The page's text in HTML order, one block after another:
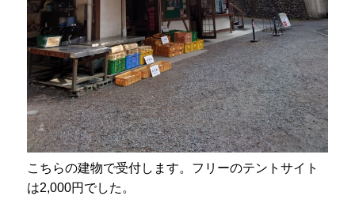
こちらの建物で受付します。フリーのテントサイト
は2,000円でした。